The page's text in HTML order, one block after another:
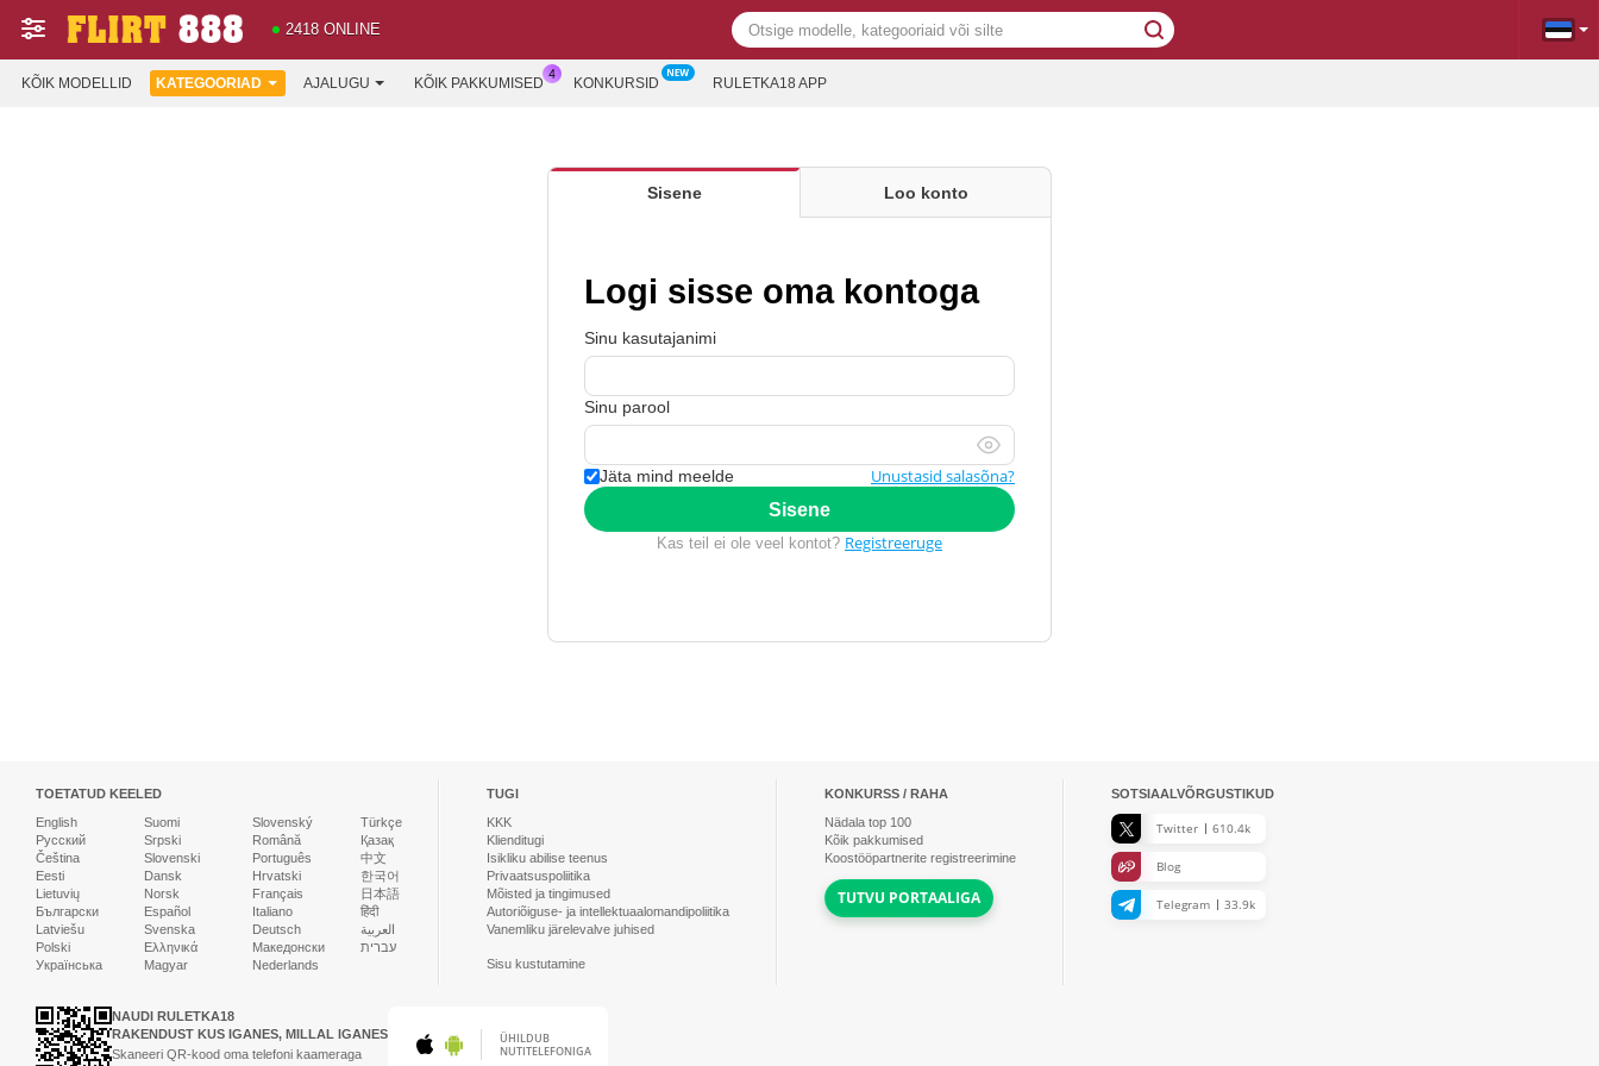
2418 ONLINE
KÕIK MODELLID KATEGOORIAD AJALUGU KÕIK PAKKUMISED KONKURSID RULETKA18 APP
Sisene Loo konto
Logi sisse oma kontoga
Sinu kasutajanimi
Sinu parool
Jäta mind meelde Unustasid salasõna?
Sisene
Kas teil ei ole veel kontot? Registreeruge
TOETATUD KEELED
English
Русский
Čeština
Eesti
Lietuvių
Български
Latviešu
Polski
Українська
Suomi
Srpski
Slovenski
Dansk
Norsk
Español
Svenska
Ελληνικά
Magyar
Slovenský
Română
Português
Hrvatski
Français
Italiano
Deutsch
Македонски
Nederlands
Türkçe
Қазақ
中文
한국어
日本語
हिंदी
العربية
עברית
TUGI
KKK
Klienditugi
Isikliku abilise teenus
Privaatsuspoliitika
Mõisted ja tingimused
Autoriõiguse- ja intellektuaalomandipoliitika
Vanemliku järelevalve juhised
Sisu kustutamine
KONKURSS / RAHA
Nädala top 100
Kõik pakkumised
Koostööpartnerite registreerimine
TUTVU PORTAALIGA
SOTSIAALVÕRGUSTIKUD
Twitter 610.4k
Blog
Telegram 33.9k
NAUDI RULETKA18
RAKENDUST KUS IGANES, MILLAL IGANES
Skaneeri QR-kood oma telefoni kaameraga
ÜHILDUB
NUTITELEFONIGA